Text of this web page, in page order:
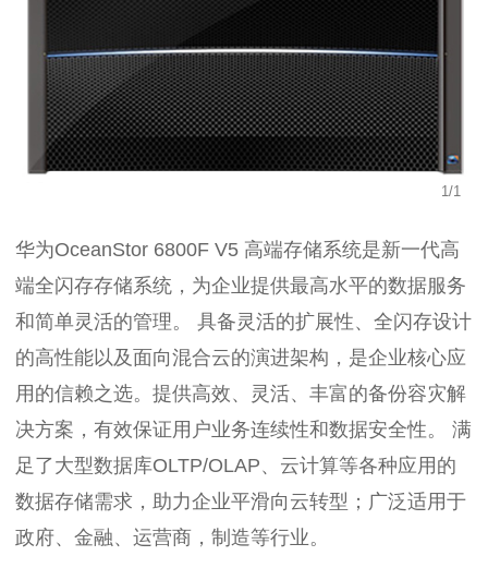
1/1
华为OceanStor 6800F V5 高端存储系统是新一代高
端全闪存存储系统，为企业提供最高水平的数据服务
和简单灵活的管理。 具备灵活的扩展性、全闪存设计
的高性能以及面向混合云的演进架构，是企业核心应
用的信赖之选。提供高效、灵活、丰富的备份容灾解
决方案，有效保证用户业务连续性和数据安全性。 满
足了大型数据库OLTP/OLAP、云计算等各种应用的
数据存储需求，助力企业平滑向云转型；广泛适用于
政府、金融、运营商，制造等行业。